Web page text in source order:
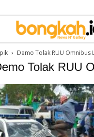
Demo Tolak RUU Omnibus
Tolak RUU